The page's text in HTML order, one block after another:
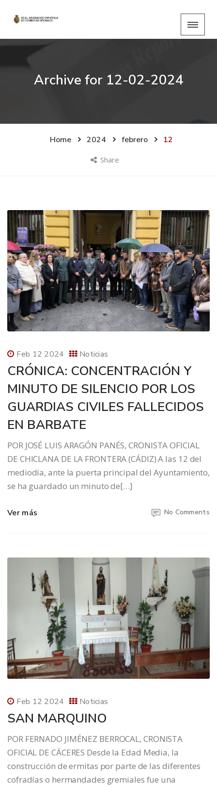
Archive for 12-02-2024
Home 2024 febrero 12
Share
Feb 12 2024 Noticias
CRÓNICA: CONCENTRACIÓN Y
MINUTO DE SILENCIO POR LOS
GUARDIAS CIVILES FALLECIDOS
EN BARBATE
POR JOSÉ LUIS ARAGÓN PANÉS, CRONISTA OFICIAL
DE CHICLANA DE LA FRONTERA (CÁDIZ) A las 12 del
mediodía, ante la puerta principal del Ayuntamiento,
se ha guardado un minuto de[…]
Ver más No Comments
Feb 12 2024 Noticias
SAN MARQUINO
POR FERNADO JIMÉNEZ BERROCAL, CRONISTA
OFICIAL DE CÁCERES Desde la Edad Media, la
construcción de ermitas por parte de las diferentes
cofradías o hermandades gremiales fue una